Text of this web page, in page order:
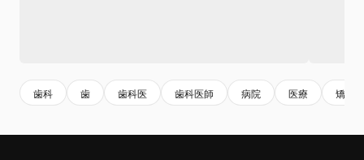
歯科 歯 歯科医 歯科医師 病院 医療 矯正